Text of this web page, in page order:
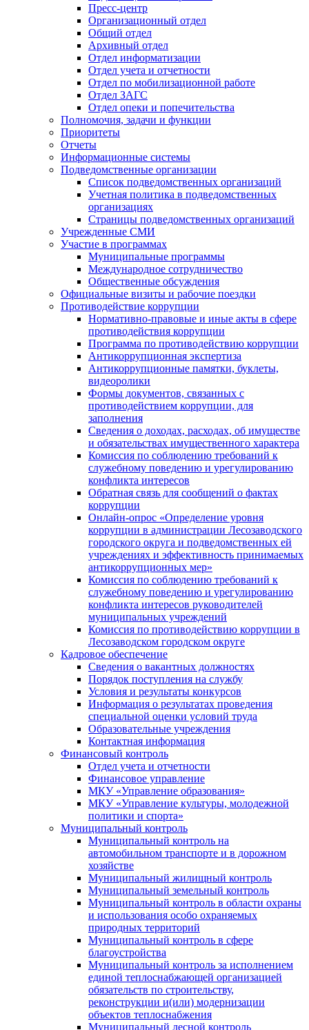
Пресс-центр
Организационный отдел
Общий отдел
Архивный отдел
Отдел информатизации
Отдел учета и отчетности
Отдел по мобилизационной работе
Отдел ЗАГС
Отдел опеки и попечительства
Полномочия, задачи и функции
Приоритеты
Отчеты
Информационные системы
Подведомственные организации
Список подведомственных организаций
Учетная политика в подведомственных
организациях
Страницы подведомственных организаций
Учрежденные СМИ
Участие в программах
Муниципальные программы
Международное сотрудничество
Общественные обсуждения
Официальные визиты и рабочие поездки
Противодействие коррупции
Нормативно-правовые и иные акты в сфере
противодействия коррупции
Программа по противодействию коррупции
Антикоррупционная экспертиза
Антикоррупционные памятки, буклеты,
видеоролики
Формы документов, связанных с
противодействием коррупции, для
заполнения
Сведения о доходах, расходах, об имуществе
и обязательствах имущественного характера
Комиссия по соблюдению требований к
служебному поведению и урегулированию
конфликта интересов
Обратная связь для сообщений о фактах
коррупции
Онлайн-опрос «Определение уровня
коррупции в администрации Лесозаводского
городского округа и подведомственных ей
учреждениях и эффективность принимаемых
антикоррупционных мер»
Комиссия по соблюдению требований к
служебному поведению и урегулированию
конфликта интересов руководителей
муниципальных учреждений
Комиссия по противодействию коррупции в
Лесозаводском городском округе
Кадровое обеспечение
Сведения о вакантных должностях
Порядок поступления на службу
Условия и результаты конкурсов
Информация о результатах проведения
специальной оценки условий труда
Образовательные учреждения
Контактная информация
Финансовый контроль
Отдел учета и отчетности
Финансовое управление
МКУ «Управление образования»
МКУ «Управление культуры, молодежной
политики и спорта»
Муниципальный контроль
Муниципальный контроль на
автомобильном транспорте и в дорожном
хозяйстве
Муниципальный жилищный контроль
Муниципальный земельный контроль
Муниципальный контроль в области охраны
и использования особо охраняемых
природных территорий
Муниципальный контроль в сфере
благоустройства
Муниципальный контроль за исполнением
единой теплоснабжающей организацией
обязательств по строительству,
реконструкции и(или) модернизации
объектов теплоснабжения
Муниципальный лесной контроль